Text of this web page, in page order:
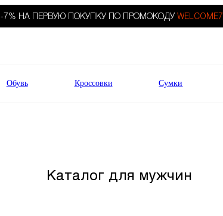
-7% НА ПЕРВУЮ ПОКУПКУ ПО ПРОМОКОДУ WELCOME7.
Обувь Кроссовки Сумки
Каталог для мужчин